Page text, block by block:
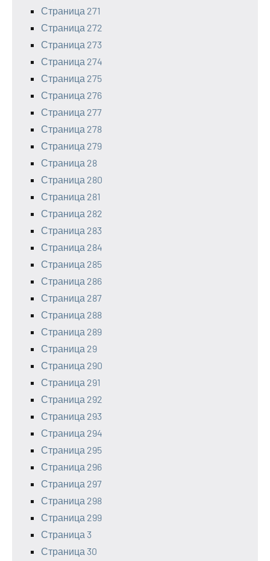
Страница 271
Страница 272
Страница 273
Страница 274
Страница 275
Страница 276
Страница 277
Страница 278
Страница 279
Страница 28
Страница 280
Страница 281
Страница 282
Страница 283
Страница 284
Страница 285
Страница 286
Страница 287
Страница 288
Страница 289
Страница 29
Страница 290
Страница 291
Страница 292
Страница 293
Страница 294
Страница 295
Страница 296
Страница 297
Страница 298
Страница 299
Страница 3
Страница 30